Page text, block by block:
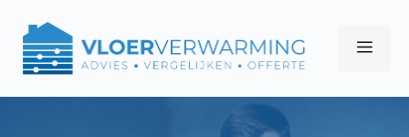
naar
Menu